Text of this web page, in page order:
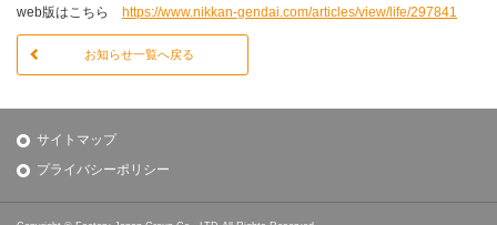
web版はこちら https://www.nikkan-gendai.com/articles/view/life/297841
お知らせ一覧へ戻る
サイトマップ
プライバシーポリシー